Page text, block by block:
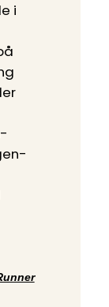
i